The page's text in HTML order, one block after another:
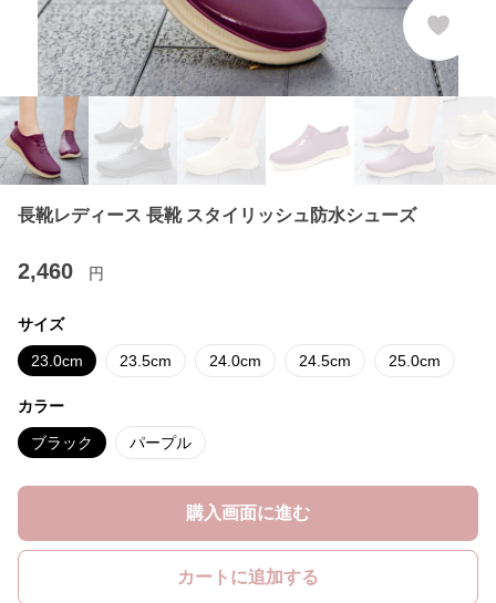
長靴レディース 長靴 スタイリッシュ防水シューズ
2,460 円
サイズ
23.0cm 23.5cm 24.0cm 24.5cm 25.0cm
カラー
ブラック パープル
購入画面に進む
カートに追加する